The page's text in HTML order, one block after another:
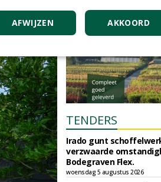
de
t/m vrijdag
TENDERS
Irado gunt
verzwaarde
Bodegraven Flex.
woensdag 5 augustus 2026
AKKOORD
AFWIJZEN